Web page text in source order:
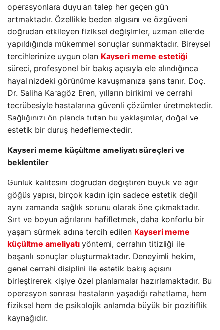
operasyonlara duyulan talep her geçen gün
artmaktadır. Özellikle beden algısını ve özgüveni
doğrudan etkileyen fiziksel değişimler, uzman ellerde
yapıldığında mükemmel sonuçlar sunmaktadır. Bireysel
tercihlerinize uygun olan Kayseri meme estetiği
süreci, profesyonel bir bakış açısıyla ele alındığında
hayalinizdeki görünüme kavuşmanıza şans tanır. Doç.
Dr. Saliha Karagöz Eren, yılların birikimi ve cerrahi
tecrübesiyle hastalarına güvenli çözümler üretmektedir.
Sağlığınızı ön planda tutan bu yaklaşımlar, doğal ve
estetik bir duruş hedeflemektedir.
Kayseri meme küçültme ameliyatı süreçleri ve
beklentiler
Günlük kalitesini doğrudan değiştiren büyük ve ağır
göğüs yapısı, birçok kadın için sadece estetik değil
aynı zamanda sağlık sorunu olarak öne çıkmaktadır.
Sırt ve boyun ağrılarını hafifletmek, daha konforlu bir
yaşam sürmek adına tercih edilen Kayseri meme
küçültme ameliyatı yöntemi, cerrahın titizliği ile
başarılı sonuçlar oluşturmaktadır. Deneyimli hekim,
genel cerrahi disiplini ile estetik bakış açısını
birleştirerek kişiye özel planlamalar hazırlamaktadır. Bu
operasyon sonrası hastaların yaşadığı rahatlama, hem
fiziksel hem de psikolojik anlamda büyük bir pozitiflik
kaynağıdır.